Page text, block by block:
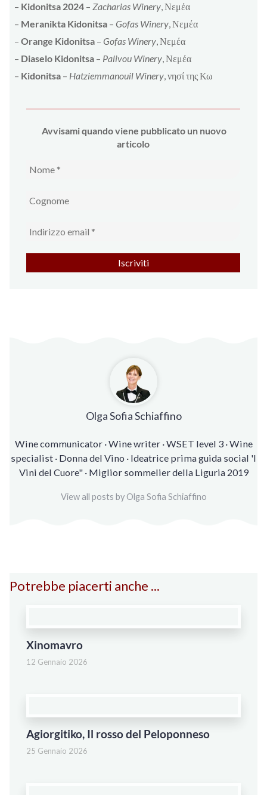
– Kidonitsa 2024 – Zacharias Winery, Νεμέα
– Meranikta Kidonitsa –Gofas Winery, Νεμέα
–Orange Kidonitsa –Gofas Winery, Νεμέα
– Diaselo Kidonitsa – Palivou Winery, Νεμέα
– Kidonitsa – Hatziemmanouil Winery, νησί της Κω
Avvisami quando viene pubblicato un nuovo
articolo
Olga Sofia Schiaffino
Wine communicator · Wine writer · WSET level 3 · Wine
specialist · Donna del Vino · Ideatrice prima guida social 'I
Vini del Cuore" · Miglior sommelier della Liguria 2019
View all posts by Olga Sofia Schiaffino
Potrebbe piacerti anche ...
Xinomavro
12 Gennaio 2026
Agiorgitiko, Il rosso del Peloponneso
25 Gennaio 2026